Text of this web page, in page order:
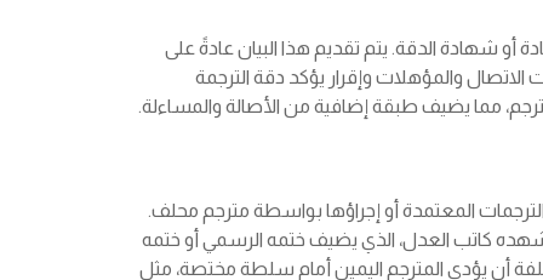
أو شهادة الدقة. يتم تقديم هذا البيان عادةً على
والمؤهلات وإقرار يؤكد دقة الترجمة
مما يضيف طبقة إضافية من الأصالة والمساءلة.
الترجمات المعتمدة أو إجراؤها بواسطة مترجم محلف.
كاتب العدل، الذي يضيف ختمه الرسمي أو ختمه
أن يؤدي المترجم اليمين أمام سلطة مختصة، مثل